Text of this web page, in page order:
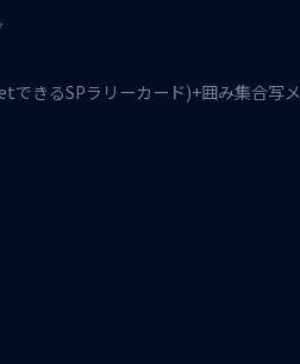
できるSPラリーカード)+囲み集合写メ